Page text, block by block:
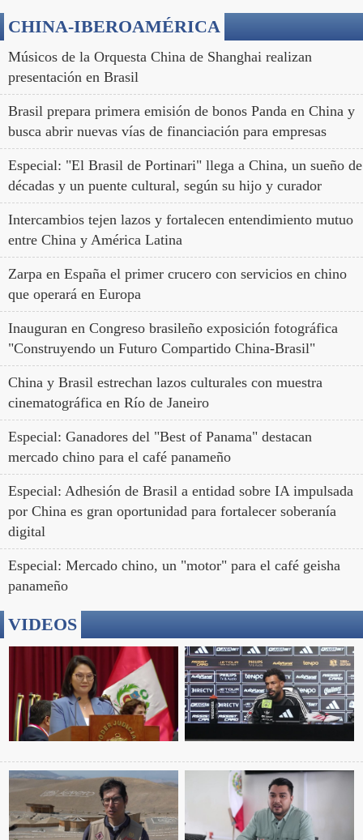
CHINA-IBEROAMÉRICA
Músicos de la Orquesta China de Shanghai realizan
presentación en Brasil
Brasil prepara primera emisión de bonos Panda en China y
busca abrir nuevas vías de financiación para empresas
Especial: "El Brasil de Portinari" llega a China, un sueño de
décadas y un puente cultural, según su hijo y curador
Intercambios tejen lazos y fortalecen entendimiento mutuo
entre China y América Latina
Zarpa en España el primer crucero con servicios en chino
que operará en Europa
Inauguran en Congreso brasileño exposición fotográfica
"Construyendo un Futuro Compartido China-Brasil"
China y Brasil estrechan lazos culturales con muestra
cinematográfica en Río de Janeiro
Especial: Ganadores del "Best of Panama" destacan
mercado chino para el café panameño
Especial: Adhesión de Brasil a entidad sobre IA impulsada
por China es gran oportunidad para fortalecer soberanía
digital
Especial: Mercado chino, un "motor" para el café geisha
panameño
VIDEOS